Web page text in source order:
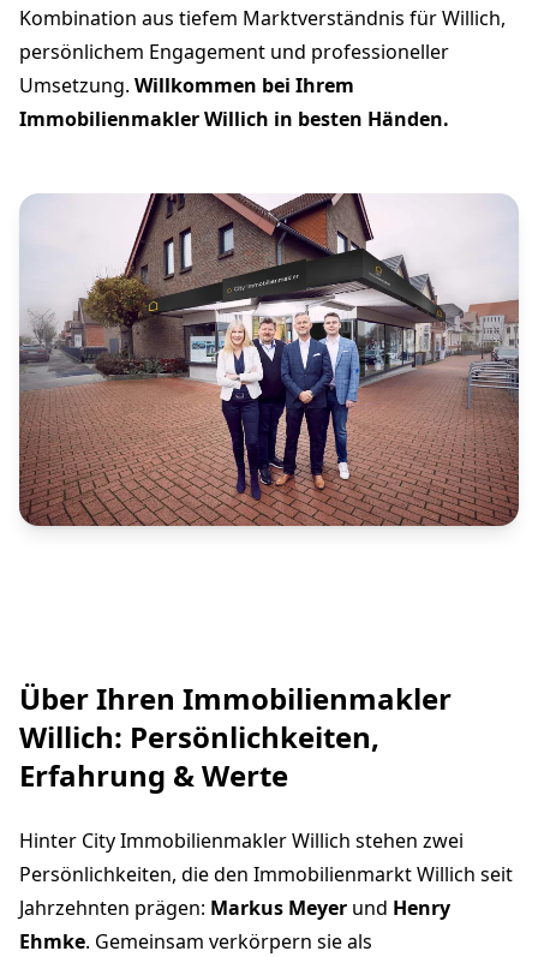
Kombination aus tiefem Marktverständnis für Willich,
persönlichem Engagement und professioneller
Umsetzung. Willkommen bei Ihrem
Immobilienmakler Willich in besten Händen.
Über Ihren Immobilienmakler
Willich: Persönlichkeiten,
Erfahrung & Werte
Hinter City Immobilienmakler Willich stehen zwei
Persönlichkeiten, die den Immobilienmarkt Willich seit
Jahrzehnten prägen: Markus Meyer und Henry
Ehmke. Gemeinsam verkörpern sie als